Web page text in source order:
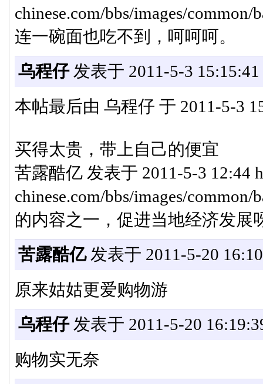
chinese.com/bbs/images/
连一碗面也吃不到，呵呵呵。
乌程仔发表于 2011-5-3 15:15:41
本帖最后由 乌程仔 于 2011-5-3
买得太贵，带上自己的便宜
苦露酷亿 发表于 2011-5-3 12:44
chinese.com/bbs/images/
的内容之一，促进当地经济发展
苦露酷亿发表于 2011-5-20
原来姑姑更爱购物游
乌程仔发表于 2011-5-20
购物实无奈